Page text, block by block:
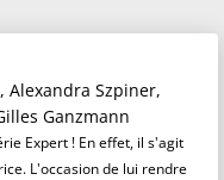
Alexandra Szpiner,
Ganzmann
Expert ! En effet, il s'agit
L'occasion de lui rendre